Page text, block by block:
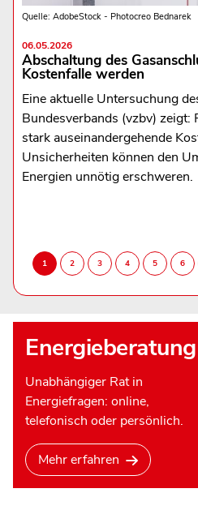
Quelle: AdobeStock - Photocreo Bednarek
06.05.2026
Abschaltung des
Kostenfalle werden
Eine aktuelle Untersuchung
Bundesverbands (vzbv) zeigt:
stark auseinandergehende
Unsicherheiten können den
Energien unnötig erschweren.
Energieberatung
Unabhängiger Rat in
Energiefragen: online,
telefonisch oder persönlich.
Mehr erfahren